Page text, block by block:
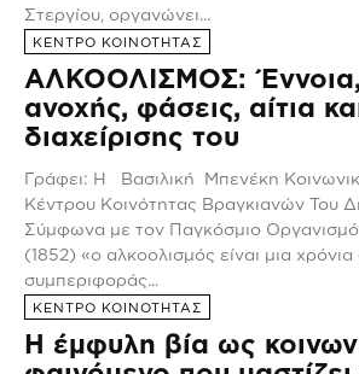
Στεργίου, οργανώνει...
ΚΕΝΤΡΟ ΚΟΙΝΟΤΗΤΑΣ
ΑΛΚΟΟΛΙΣΜΟΣ: Έννοια,
ανοχής, φάσεις, αίτια
διαχείρισης του
Γράφει: Η Βασιλική Μπενέκη
Κέντρου Κοινότητας Βραγκιανών Του
Σύμφωνα με τον Παγκόσμιο Οργανισμό
(1852) «ο αλκοολισμός είναι μια
συμπεριφοράς...
ΚΕΝΤΡΟ ΚΟΙΝΟΤΗΤΑΣ
Η έμφυλη βία ως